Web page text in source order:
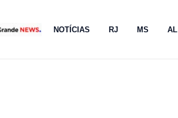
NOTÍCIAS RJ MS AL